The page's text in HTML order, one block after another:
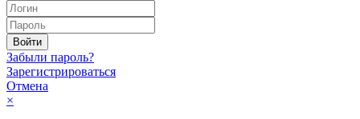
Забыли пароль?
Зарегистрироваться
Отмена
×